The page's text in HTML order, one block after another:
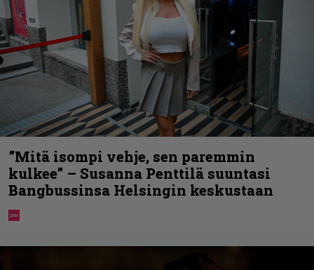
”Mitä isompi vehje, sen paremmin
kulkee” – Susanna Penttilä suuntasi
Bangbussinsa Helsingin keskustaan